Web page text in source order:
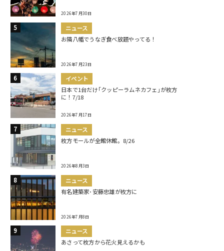
2026年7月30日
ニュース
お隣八幡でうなぎ食べ放題やってる！
2026年7月23日
イベント
日本で1台だけ｢クッピーラムネカフェ｣が枚方
に！7/18
2026年7月17日
ニュース
枚方モールが全館休館。8/26
2026年8月3日
ニュース
有名建築家･安藤忠雄が枚方に
2026年7月8日
ニュース
あさって枚方から花火見えるかも